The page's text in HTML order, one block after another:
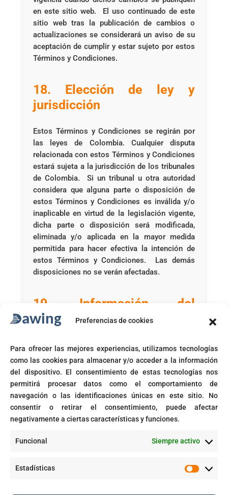
Preferencias de cookies
Para ofrecer las mejores experiencias, utilizamos tecnologías
como las cookies para almacenar y/o acceder a la información
del dispositivo. El consentimiento de estas tecnologías nos
permitirá procesar datos como el comportamiento de
navegación o las identificaciones únicas en este sitio. No
consentir o retirar el consentimiento, puede afectar
negativamente a ciertas características y funciones.
Funcional Siempre activo
Estadísticas
en este sitio web. El uso continuado de este
sitio web tras la publicación de cambios o
actualizaciones se considerará un aviso de su
aceptación de cumplir y estar sujeto por estos
Términos y Condiciones.
18. Elección de ley y
jurisdicción
Estos Términos y Condiciones se regirán por
las leyes de Colombia. Cualquier disputa
relacionada con estos Términos y Condiciones
estará sujeta a la jurisdicción de los tribunales
de Colombia. Si un tribunal u otra autoridad
considera que alguna parte o disposición de
estos Términos y Condiciones es inválida y/o
inaplicable en virtud de la legislación vigente,
dicha parte o disposición será modificada,
eliminada y/o aplicada en la mayor medida
permitida para hacer efectiva la intención de
estos Términos y Condiciones. Las demás
disposiciones no se verán afectadas.
19. Información del
contacto
Este sitio web es propiedad y está gestionado
por Dawing.
Puedes contactar con nosotros en relación a
estos términos y condiciones escribiéndonos
o enviándonos un correo electrónico a la
siguiente dirección: pqrsf@dawing.com.co